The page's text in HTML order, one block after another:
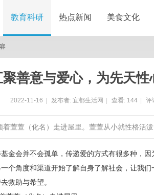
教育科研 热点新闻 美食文化
善意与爱心，为先天
2022-11-16 发布者: 宜都生活网 查看: 144 评
着萱萱（化名）走进屋里。萱萱从小就性格活
金会并不会孤单，传递爱的方式有很多种，因
个角度和渠道开始了解自身了解社会，让我
救助与希望。